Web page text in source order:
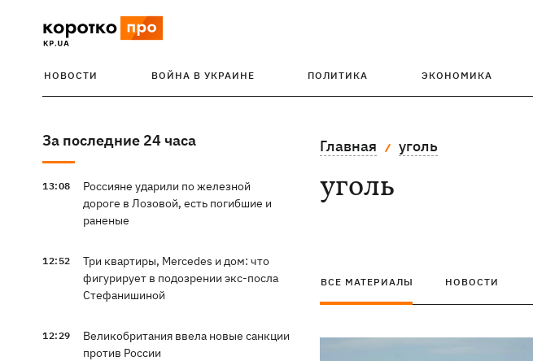
НОВОСТИ ВОЙНА В УКРАИНЕ ПОЛИТИКА ЭКОНОМИКА
За последние 24 часа
13:08
Россияне ударили по железной
дороге в Лозовой, есть погибшие и
раненые
12:52
Три квартиры, Mercedes и дом: что
фигурирует в подозрении экс-посла
Стефанишиной
12:29
Великобритания ввела новые санкции
против России
Главная уголь
уголь
ВСЕ МАТЕРИАЛЫ НОВОСТИ